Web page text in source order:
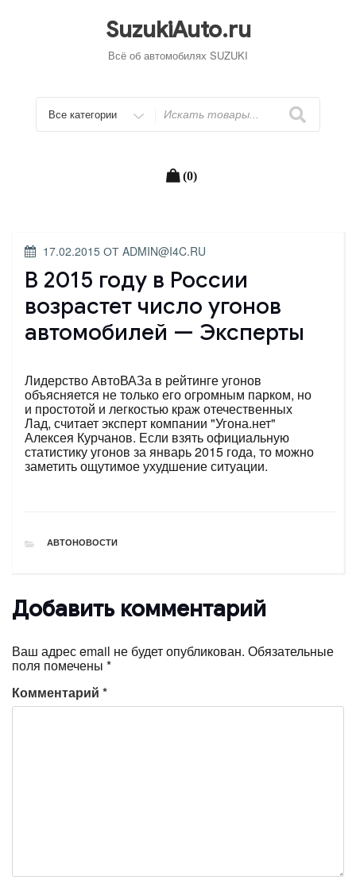
SuzukiAuto.ru
Всё об автомобилях SUZUKI
Искать
(0)
ОПУБЛИКОВАНО
17.02.2015 ОТ ADMIN@I4C.RU
В 2015 году в России
возрастет число угонов
автомобилей — Эксперты
Лидерство АвтоВАЗа в рейтинге угонов
объясняется не только его огромным парком, но
и простотой и легкостью краж отечественных
Лад, считает эксперт компании "Угона.нет"
Алексея Курчанов. Если взять официальную
статистику угонов за январь 2015 года, то можно
заметить ощутимое ухудшение ситуации.
РУБРИКИ
АВТОНОВОСТИ
Добавить комментарий
Ваш адрес email не будет опубликован. Обязательные
поля помечены *
Комментарий *